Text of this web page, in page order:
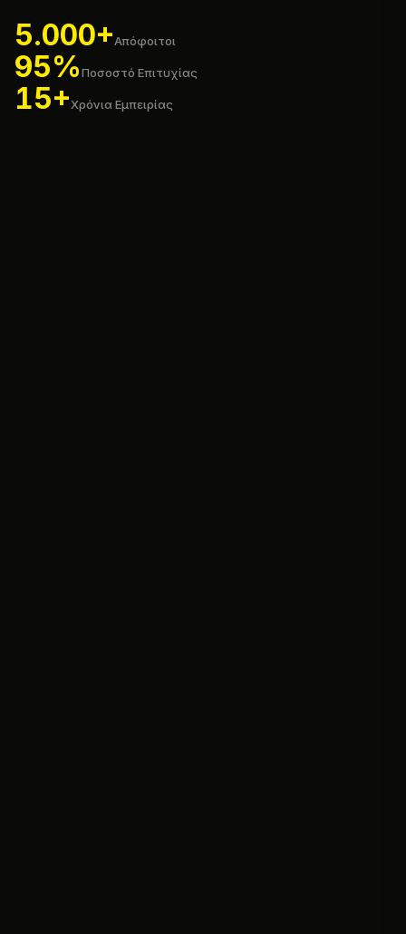
5.000+Απόφοιτοι
95%Ποσοστό Επιτυχίας
15+Χρόνια Εμπειρίας